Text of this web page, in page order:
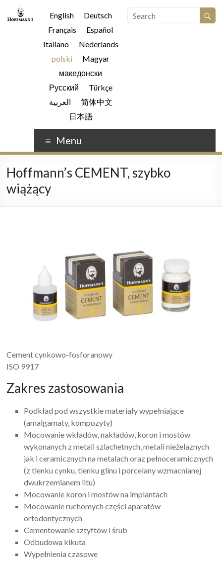
English
Deutsch
Français
Español
Italiano
Nederlands
polski
Magyar
македонски
Русский
Türkçe
العربية
简体中文
日本語
Menu
Hoffmann’s CEMENT, szybko
wiążący
Cement cynkowo-fosforanowy
ISO 9917
Zakres zastosowania
Podkład pod wszystkie materiały wypełniające
(amalgamaty, kompozyty)
Mocowanie wkładów, nakładów, koron i mostów
wykonanych z metali szlachetnych, metali nieżelaznych
jak i ceramicznych na metalach oraz pełnoceramicznych
(z tlenku cynku, tlenku glinu i porcelany wzmacnianej
dwukrzemianem litu)
Mocowanie koron i mostów na implantach
Mocowanie ruchomych części aparatów
ortodontycznych
Cementowanie sztyftów i śrub
Odbudowa kikuta
Wypełnienia czasowe